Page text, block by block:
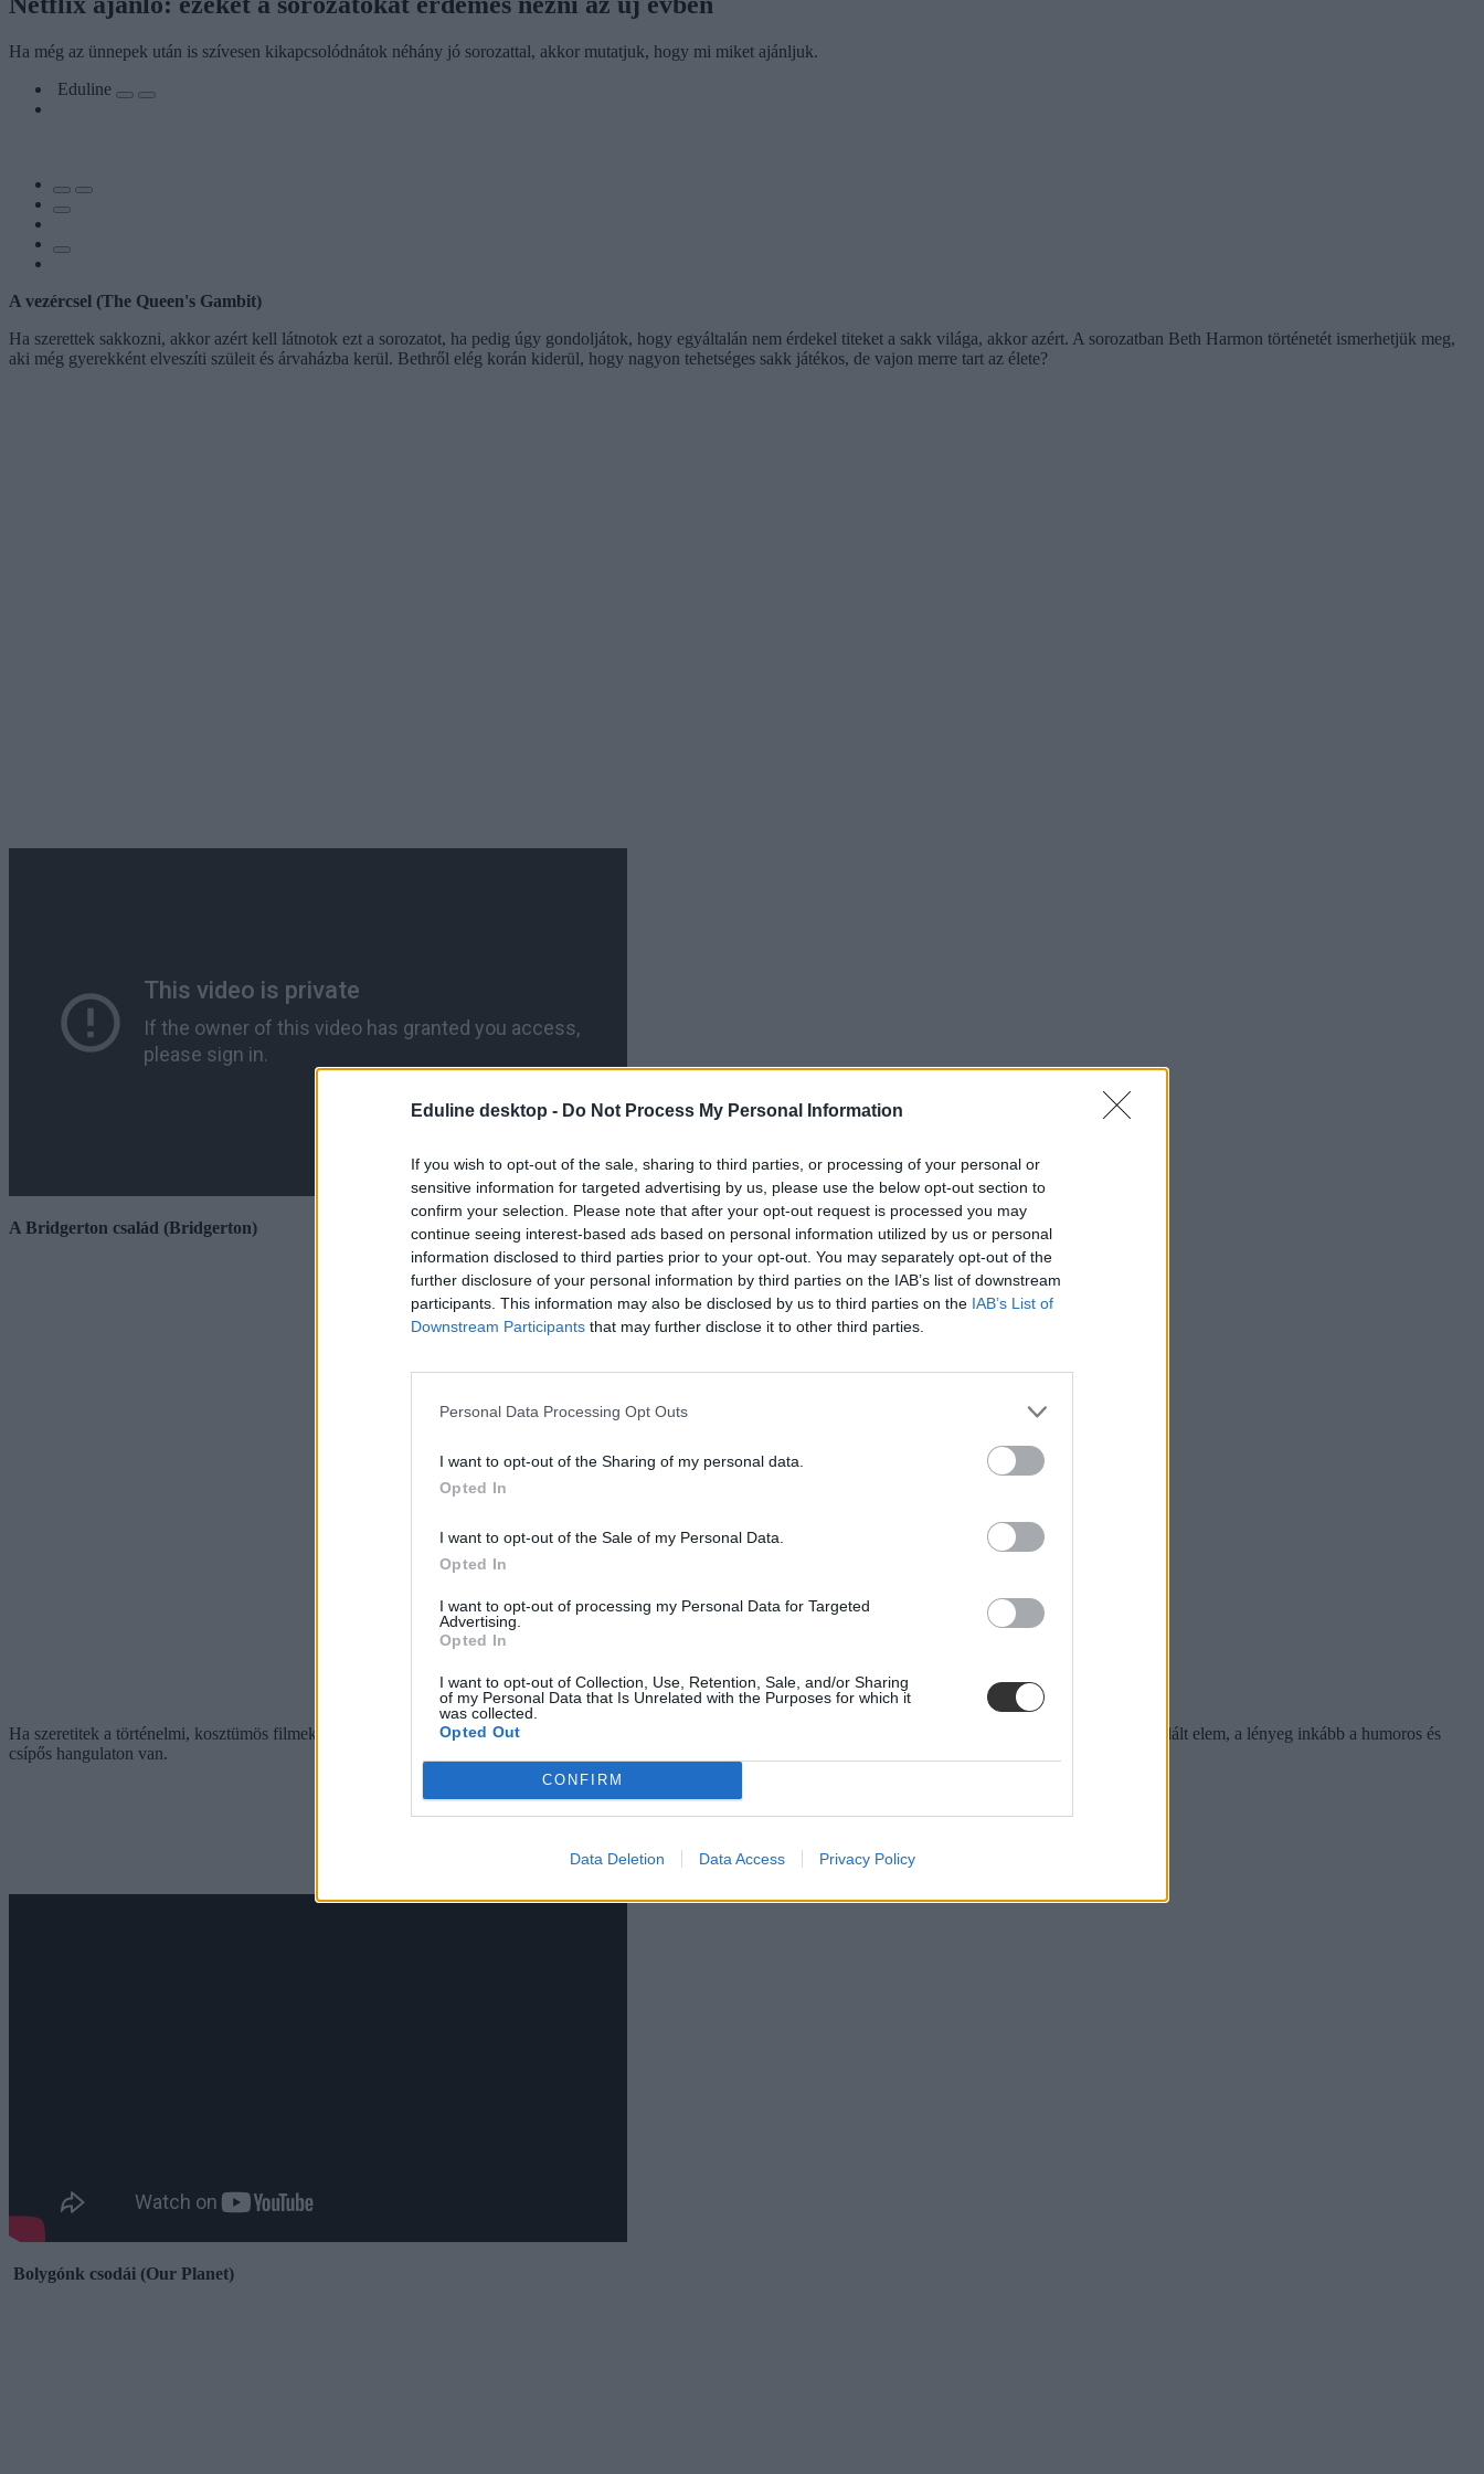
Eduline desktop - Do Not Process My Personal Information
If you wish to opt-out of the sale, sharing to third parties, or processing of your personal or
sensitive information for targeted advertising by us, please use the below opt-out section to
confirm your selection. Please note that after your opt-out request is processed you may
continue seeing interest-based ads based on personal information utilized by us or personal
information disclosed to third parties prior to your opt-out. You may separately opt-out of the
further disclosure of your personal information by third parties on the IAB’s list of downstream
participants. This information may also be disclosed by us to third parties on the IAB’s List of
Downstream Participants that may further disclose it to other third parties.
Personal Data Processing Opt Outs
I want to opt-out of the Sharing of my personal data.
Opted In
I want to opt-out of the Sale of my Personal Data.
Opted In
I want to opt-out of processing my Personal Data for Targeted
Advertising.
Opted In
I want to opt-out of Collection, Use, Retention, Sale, and/or Sharing
of my Personal Data that Is Unrelated with the Purposes for which it
was collected.
Opted Out
CONFIRM
Data Deletion Data Access Privacy Policy
Ha még az ünnepek után is szívesen kikapcsolódnátok néhány jó sorozattal, akkor mutatjuk, hogy mi miket ajánljuk.
Eduline
A vezércsel (The Queen's Gambit)
Ha szerettek sakkozni, akkor azért kell látnotok ezt a sorozatot, ha pedig úgy gondoljátok, hogy egyáltalán nem érdekel titeket a sakk világa, akkor azért. A sorozatban Beth Harmon történetét ismerhetjük meg,
aki még gyerekként elveszíti szüleit és árvaházba kerül. Bethről elég korán kiderül, hogy nagyon tehetséges sakk játékos, de vajon merre tart az élete?
A Bridgerton család (Bridgerton)
Ha szeretitek a történelmi, kosztümös filmeket, akkor ezt a sorozatot is biztosan élvezni fogjátok. A történetben nem a történelmi szál a legfontosabb, ugyanis sok a kitalált elem, a lényeg inkább a humoros és
csípős hangulaton van.
Bolygónk csodái (Our Planet)